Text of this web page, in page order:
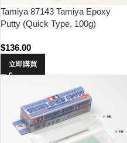
Tamiya 87143 Tamiya Epoxy
Putty (Quick Type, 100g)
$136.00
立即購買